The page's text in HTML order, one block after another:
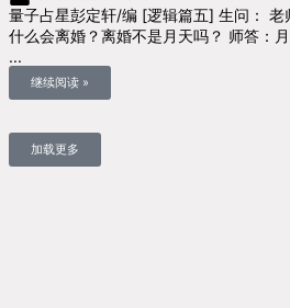
量子占星彭定轩/编 [逻辑篇五] 生问： 老
什么会离婚？离婚不是月天吗？ 师答：
...
继续阅读 »
加载更多